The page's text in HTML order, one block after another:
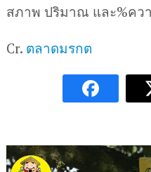
สภาพ ปริมาณ และ%คว
Cr. ตลาดมรกต